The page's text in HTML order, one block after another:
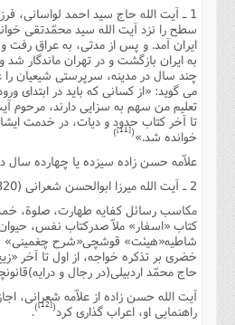
به ایران بازگشت و در تهران ماندگار
چند سال در مدینه، سرپرستى شیعیان را
مى گوید: «از کسانى که باید در ابتداى
تعلیم من سهم به سزایى دارند، مرحوم
تا آخر کتاب حدود و دیات، در خدمت
خوانده شد.»(
[11]
)
علاّمه حسن زاده سیزده یا چهارده
2 ـ آیت الله میرزا ابوالحسن شعرانى (1320 - 1393 هـ .ق.)ایشان درس هاى زیر را نزد علاّمه شعرانى فرا گرفت:
مکاسب رسائل کفایه طهارت، صلوة،
کتاب «اسفار» ملاّ صدرکتاب نفس،
شاطیه«هیئت» قوشچى«شرح چغمینى»
خضرى بر تذکره خواجه، از اول تا آخر
حاج محمّد اردبیلى(در رجال و
آیت الله حسن زاده از علاّمه شعرانى،
راهنمایى او، اعراب گذارى کرد(
[12]
)
.